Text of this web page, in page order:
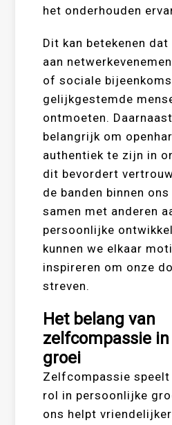
het onderhouden
Dit kan betekenen dat
aan
of sociale
gelijkgestemde
ontmoeten.
belangrijk om
authentiek te zijn in
dit bevordert
de banden binnen
samen met anderen
persoonlijke
kunnen we elkaar
inspireren om onze
streven.
Het belang van
zelfcompassie
groei
Zelfcompassie
rol in persoonlijke
ons helpt